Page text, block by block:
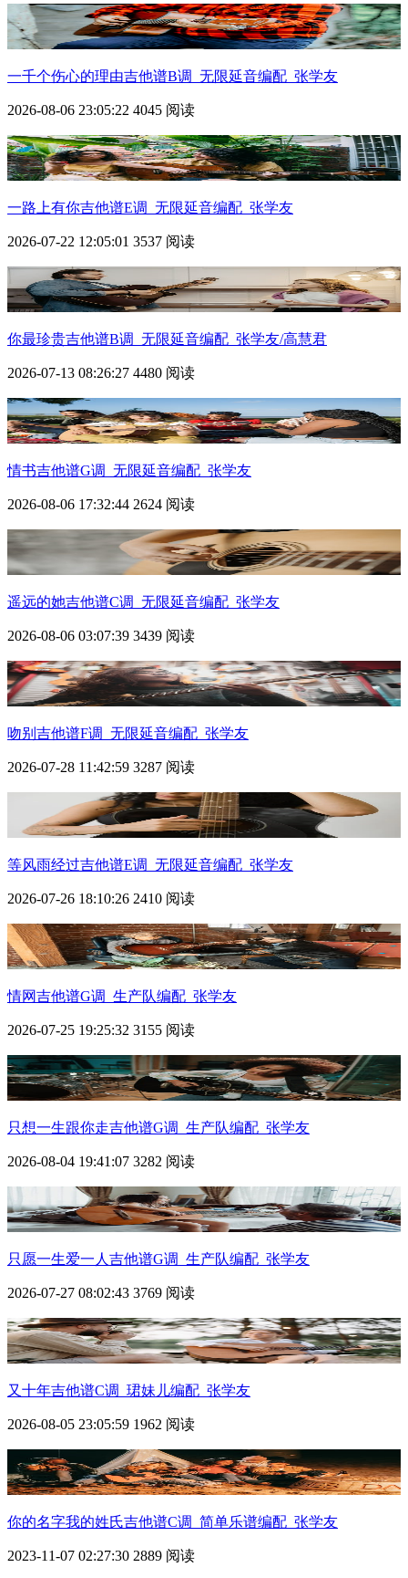
一千个伤心的理由吉他谱B调_无限延音编配_张学友
2026-08-06 23:05:22 4045 阅读
一路上有你吉他谱E调_无限延音编配_张学友
2026-07-22 12:05:01 3537 阅读
你最珍贵吉他谱B调_无限延音编配_张学友/高慧君
2026-07-13 08:26:27 4480 阅读
情书吉他谱G调_无限延音编配_张学友
2026-08-06 17:32:44 2624 阅读
遥远的她吉他谱C调_无限延音编配_张学友
2026-08-06 03:07:39 3439 阅读
吻别吉他谱F调_无限延音编配_张学友
2026-07-28 11:42:59 3287 阅读
等风雨经过吉他谱E调_无限延音编配_张学友
2026-07-26 18:10:26 2410 阅读
情网吉他谱G调_生产队编配_张学友
2026-07-25 19:25:32 3155 阅读
只想一生跟你走吉他谱G调_生产队编配_张学友
2026-08-04 19:41:07 3282 阅读
只愿一生爱一人吉他谱G调_生产队编配_张学友
2026-07-27 08:02:43 3769 阅读
又十年吉他谱C调_珺妹儿编配_张学友
2026-08-05 23:05:59 1962 阅读
你的名字我的姓氏吉他谱C调_简单乐谱编配_张学友
2023-11-07 02:27:30 2889 阅读